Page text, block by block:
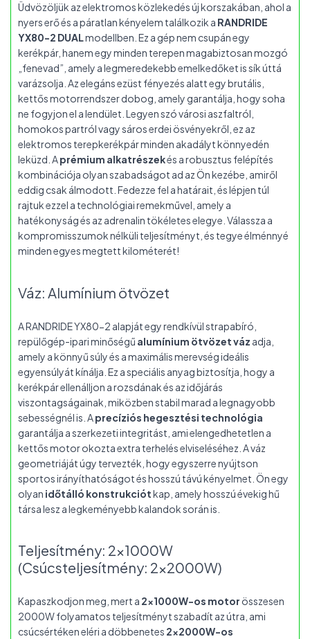
Üdvözöljük az elektromos közlekedés új korszakában, ahol a
nyers erő és a páratlan kényelem találkozik a RANDRIDE
YX80-2 DUALmodellben. Ez a gép nem csupán egy
kerékpár, hanem egy minden terepen magabiztosan mozgó
„fenevad”, amely a legmeredekebb emelkedőket is sík úttá
varázsolja. Az elegáns ezüst fényezés alatt egy brutális,
kettős motorrendszer dobog, amely garantálja, hogy soha
ne fogyjon el a lendület. Legyen szó városi aszfaltról,
homokos partról vagy sáros erdei ösvényekről, ez az
elektromos terepkerékpár minden akadályt könnyedén
leküzd. Aprémium alkatrészekés a robusztus felépítés
kombinációja olyan szabadságot ad az Ön kezébe, amiről
eddig csak álmodott. Fedezze fel a határait, és lépjen túl
rajtuk ezzel a technológiai remekművel, amely a
hatékonyság és az adrenalin tökéletes elegye. Válassza a
kompromisszumok nélküli teljesítményt, és tegye élménnyé
minden egyes megtett kilométerét!
Váz: Alumínium ötvözet
A RANDRIDE YX80-2 alapját egy rendkívül strapabíró,
repülőgép-ipari minőségű alumínium ötvözet váz adja,
amely a könnyű súly és a maximális merevség ideális
egyensúlyát kínálja. Ez a speciális anyag biztosítja, hogy a
kerékpár ellenálljon a rozsdának és az időjárás
viszontagságainak, miközben stabil marad a legnagyobb
sebességnél is. Aprecíziós hegesztési technológia
garantálja a szerkezeti integritást, ami elengedhetetlen a
kettős motor okozta extra terhelés elviseléséhez. A váz
geometriáját úgy tervezték, hogy egyszerre nyújtson
sportos irányíthatóságot és hosszú távú kényelmet. Ön egy
olyan időtálló konstrukciótkap, amely hosszú évekig hű
társa lesz a legkeményebb kalandok során is.
Teljesítmény: 2x1000W
(Csúcsteljesítmény: 2x2000W)
Kapaszkodjon meg, mert a 2x1000W-os motor összesen
2000W folyamatos teljesítményt szabadít az útra, ami
csúcsértéken eléri a döbbenetes 2x2000W-os